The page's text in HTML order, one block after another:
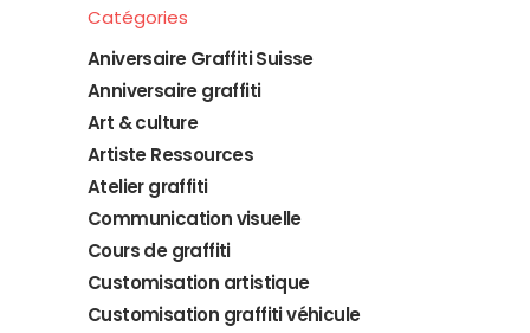
Catégories
Aniversaire Graffiti Suisse
Anniversaire graffiti
Art & culture
Artiste Ressources
Atelier graffiti
Communication visuelle
Cours de graffiti
Customisation artistique
Customisation graffiti véhicule